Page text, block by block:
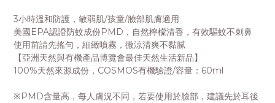
3小時溫和防護，敏弱肌/孩童/臉部肌膚適用
美國EPA認證防蚊成份PMD，自然檸檬清香，有效驅蚊不刺鼻
使用前請先搖勻，細緻噴霧，微涼清爽不黏腻
【亞洲天然與有機產品博覽會最佳天然生活新品】
100%天然來源成份，COSMOS有機驗證/容量：60ml
※PMD含量高，每人膚況不同，若要使用於臉部，建議先於耳後